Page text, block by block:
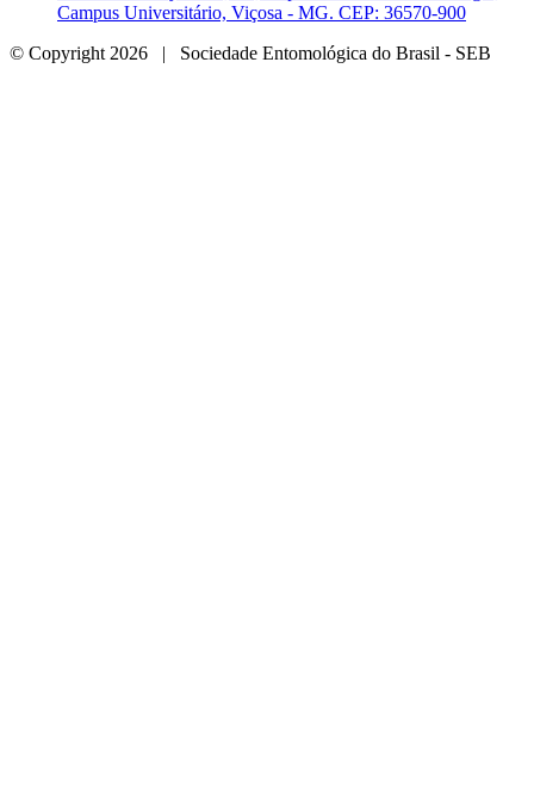
Campus Universitário, Viçosa - MG. CEP: 36570-900
© Copyright 2026 | Sociedade Entomológica do Brasil - SEB